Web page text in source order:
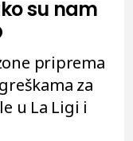
su nam
priprema
za
u La Ligi i